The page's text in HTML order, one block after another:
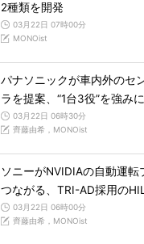
2種類を開発
03月22日 07時00分
MONOist
パナソニックが車内外のセ
ラを提案、“1台3役”を強みに
03月22日 06時30分
齊藤由希，MONOist
ソニーがNVIDIAの自動運転
つながる、TRI-AD採用の
03月22日 06時00分
齊藤由希，MONOist